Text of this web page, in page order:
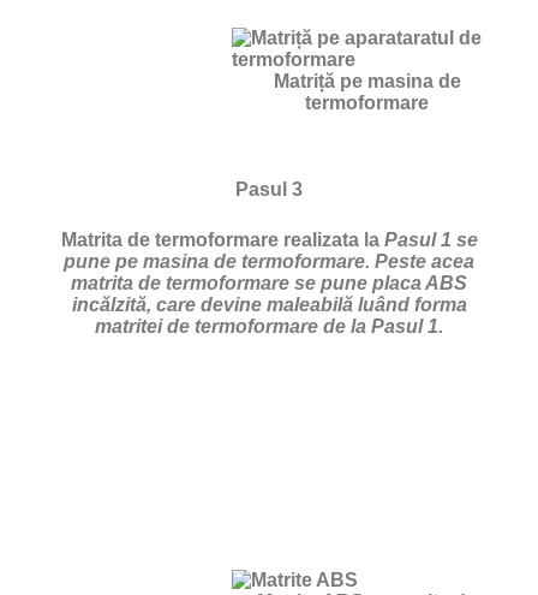
Matriță pe masina de
termoformare
Pasul 3
Matrita de termoformare realizata la Pasul 1 se
pune pe masina de termoformare. Peste acea
matrita de termoformare se pune placa ABS
incălzită, care devine maleabilă luând forma
matritei de termoformare de la Pasul 1.